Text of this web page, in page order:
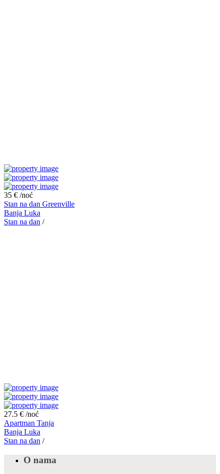
35 € /noć
Stan na dan Greenville
Banja Luka
Stan na dan /
27.5 € /noć
Apartman Tanja
Banja Luka
Stan na dan /
O nama